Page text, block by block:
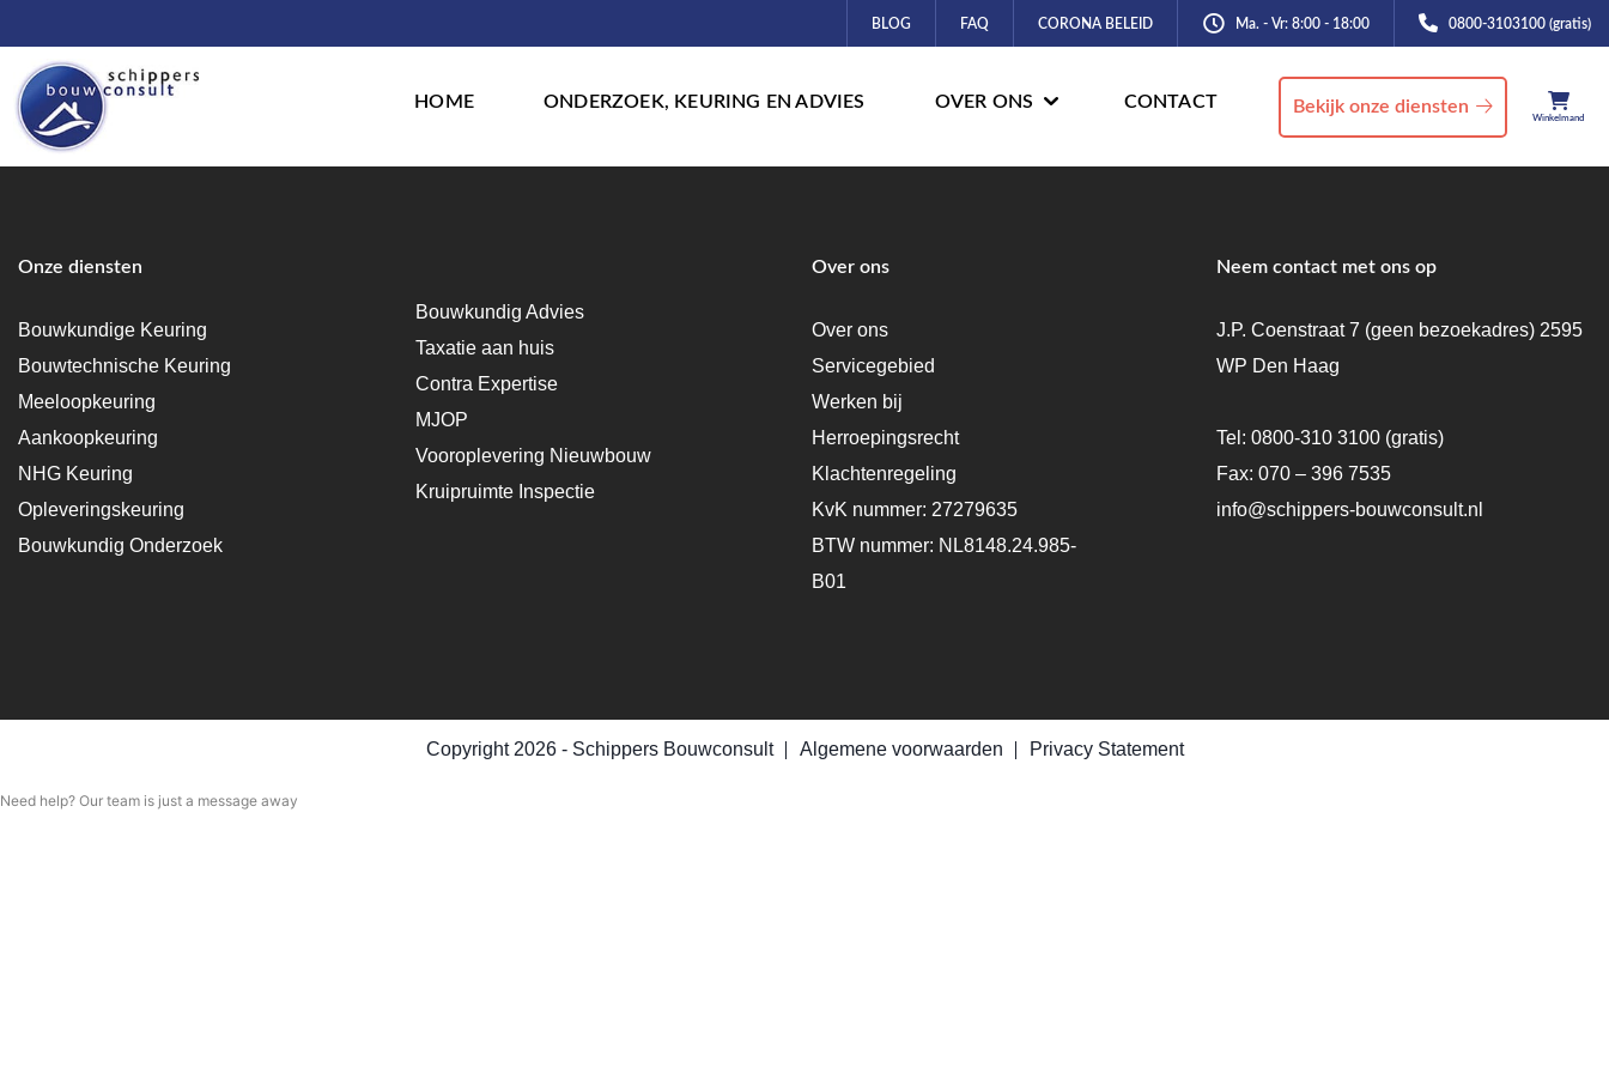
BLOG FAQ CORONA BELEID Ma. - Vr: 8:00 - 18:00 0800-3103100 (gratis)
HOME ONDERZOEK, KEURING EN ADVIES OVER ONS CONTACT
Winkelmand
Bekijk onze diensten
Onze diensten
Bouwkundige Keuring
Bouwtechnische Keuring
Meeloopkeuring
Aankoopkeuring
NHG Keuring
Opleveringskeuring
Bouwkundig Onderzoek
Bouwkundig Advies
Taxatie aan huis
Contra Expertise
MJOP
Vooroplevering Nieuwbouw
Kruipruimte Inspectie
Over ons
Over ons
Servicegebied
Werken bij
Herroepingsrecht
Klachtenregeling
KvK nummer: 27279635
BTW nummer: NL8148.24.985-
B01
Neem contact met ons op
J.P. Coenstraat 7 (geen bezoekadres) 2595
WP Den Haag
Tel: 0800-310 3100(gratis)
Fax: 070 – 396 7535
info@schippers-bouwconsult.nl
Copyright 2026 - Schippers Bouwconsult Algemene voorwaarden Privacy Statement
Need help? Our team is just a message away